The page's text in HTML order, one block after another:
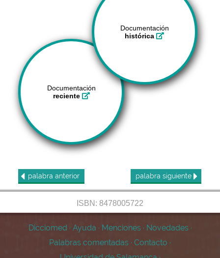
Documentación
histórica
Documentación
reciente
palabra anterior palabra siguiente
ISBN: 8478005722
Dicciomed · Ayuda · Menciones · Novedades ·
Palabras comentadas · Contacto ·